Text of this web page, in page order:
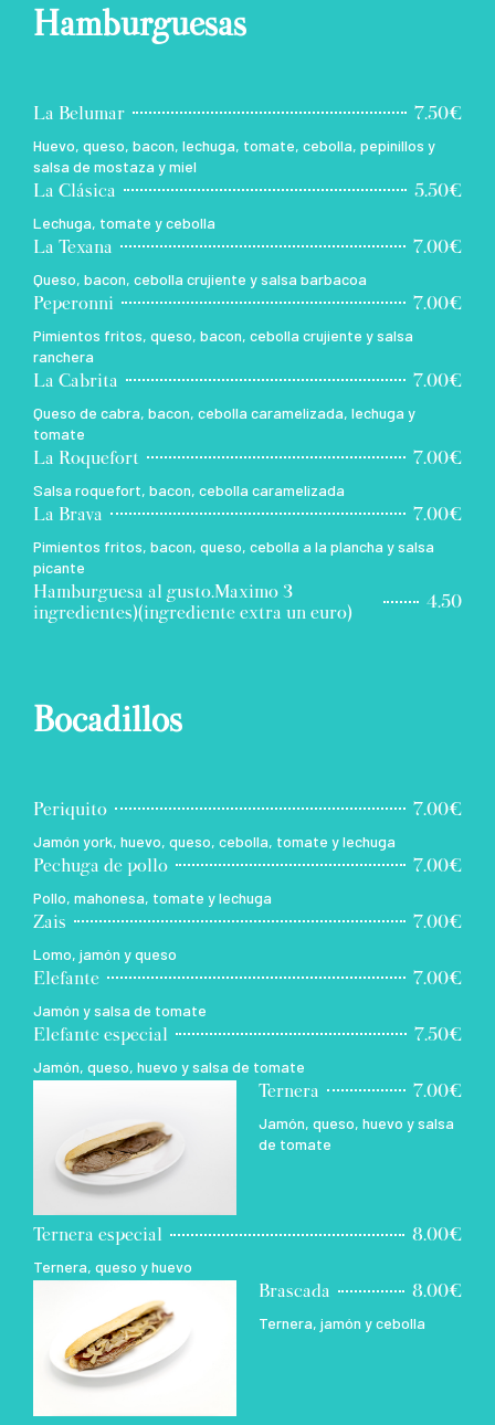
Hamburguesas
La Belumar 7.50€
Huevo, queso, bacon, lechuga, tomate, cebolla, pepinillos y
salsa de mostaza y miel
La Clásica 5.50€
Lechuga, tomate y cebolla
La Texana 7.00€
Queso, bacon, cebolla crujiente y salsa barbacoa
Peperonni 7.00€
Pimientos fritos, queso, bacon, cebolla crujiente y salsa
ranchera
La Cabrita 7.00€
Queso de cabra, bacon, cebolla caramelizada, lechuga y
tomate
La Roquefort 7.00€
Salsa roquefort, bacon, cebolla caramelizada
La Brava 7.00€
Pimientos fritos, bacon, queso, cebolla a la plancha y salsa
picante
Hamburguesa al gusto.Maximo 3
ingredientes)(ingrediente extra un euro)
4.50
Bocadillos
Periquito 7.00€
Jamón york, huevo, queso, cebolla, tomate y lechuga
Pechuga de pollo 7.00€
Pollo, mahonesa, tomate y lechuga
Zais 7.00€
Lomo, jamón y queso
Elefante 7.00€
Jamón y salsa de tomate
Elefante especial 7.50€
Jamón, queso, huevo y salsa de tomate
Ternera 7.00€
Jamón, queso, huevo y salsa
de tomate
Ternera especial 8.00€
Ternera, queso y huevo
Brascada 8.00€
Ternera, jamón y cebolla